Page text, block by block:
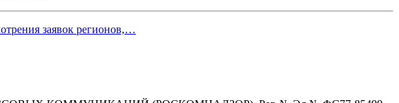
заявок регионов,…